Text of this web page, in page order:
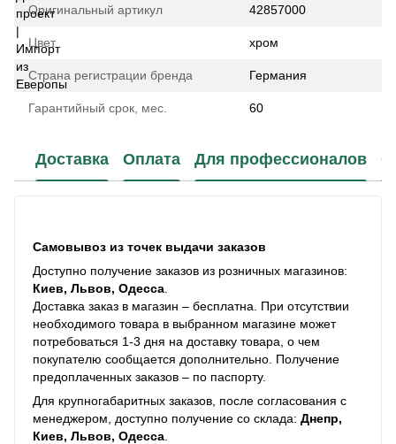
Оригинальный артикул 42857000
Цвет хром
Страна регистрации бренда Германия
Гарантийный срок, мес. 60
Доставка Оплата Для профессионалов
Самовывоз из точек выдачи заказов
Доступно получение заказов из розничных магазинов:
Киев, Львов, Одесса
Доставка заказ в магазин – бесплатна. При отсутствии
необходимого товара в выбранном магазине может
потребоваться 1-3 дня на доставку товара, о чем
покупателю сообщается дополнительно. Получение
предоплаченных заказов – по паспорту.
Для крупногабаритных заказов, после согласования с
менеджером, доступно получение со склада: Днепр,
Киев, Львов, Одесса